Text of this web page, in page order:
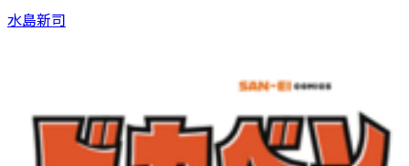
水島新司